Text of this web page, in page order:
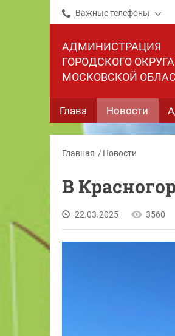
Важные телефоны
АДМИНИСТРАЦИЯ
ГОРОДСКОГО
МОСКОВСКОЙ
Глава Новости
Главная Новости
В
22.03.2025 3560